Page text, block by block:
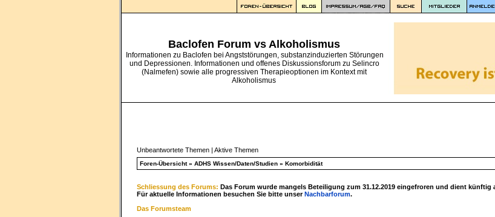
Baclofen Forum vs Alkoholismus
Informationen zu Baclofen bei Angststörungen, substanzinduzierten Störungen
und Depressionen. Informationen und offenes Diskussionsforum zu Selincro
(Nalmefen) sowie alle progressiven Therapieoptionen im Kontext mit
Alkoholismus
Unbeantwortete Themen | Aktive Themen
Foren-Übersicht» ADHS Wissen/Daten/Studien » Komorbidität
Schliessung des Forums: Das Forum wurde mangels Beteiligung zum 31.12.2019 eingefroren und dient künftig
Für aktuelle Informationen besuchen Sie bitte unserNachbarforum.
Das Forumsteam